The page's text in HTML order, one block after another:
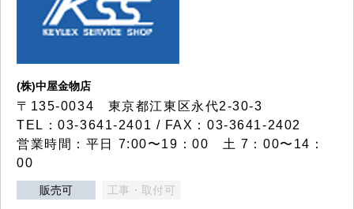
(株)中屋金物店
〒135-0034 東京都江東区永代2-30-3
TEL：03-3641-2401 / FAX：03-3641-2402
営業時間：平日 7:00〜19：00 土 7：00〜14：
00
販売可 工事・取付可